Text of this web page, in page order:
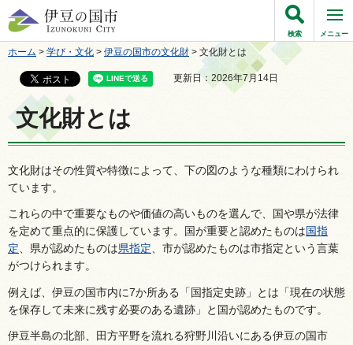
伊豆の国市
検索 メニュー
ホーム > 学び・文化 > 伊豆の国市の文化財 > 文化財とは
更新日：2026年7月14日
文化財とは
文化財はその性質や特徴によって、下の図のような種類にわけられ
ています。
これらの中で重要なものや価値の高いものを選んで、国や県が法律
を定めて重点的に保護しています。国が重要と認めたものは国指
定、県が認めたものは県指定、市が認めたものは市指定という言葉
がつけられます。
例えば、伊豆の国市内に7か所ある「国指定史跡」とは「現在の状態
を保存して未来に残す必要のある遺跡」と国が認めたものです。
伊豆半島の北部、田方平野を流れる狩野川沿いにある伊豆の国市